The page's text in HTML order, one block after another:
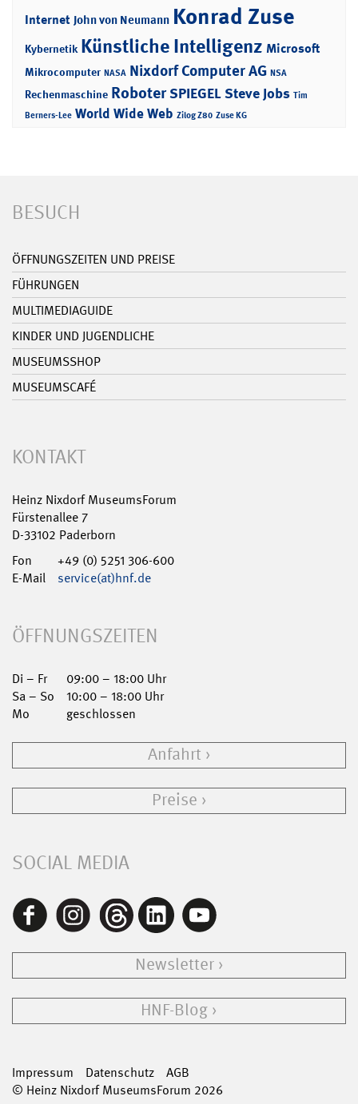
Internet John von Neumann Konrad Zuse
Kybernetik Künstliche Intelligenz Microsoft
Mikrocomputer NASA Nixdorf Computer AG NSA
Rechenmaschine RoboterSPIEGELSteve Jobs Tim
Berners-Lee World Wide Web Zilog Z80 Zuse KG
BESUCH
ÖFFNUNGSZEITEN UND PREISE
FÜHRUNGEN
MULTIMEDIAGUIDE
KINDER UND JUGENDLICHE
MUSEUMSSHOP
MUSEUMSCAFÉ
KONTAKT
Heinz Nixdorf MuseumsForum
Fürstenallee 7
D-33102 Paderborn
Fon
+49 (0) 5251 306-600
E-Mail
service(at)hnf.de
ÖFFNUNGSZEITEN
Di – Fr
09:00 – 18:00 Uhr
Sa – So
10:00 – 18:00 Uhr
Mo
geschlossen
Anfahrt
Preise
SOCIAL MEDIA
Newsletter
HNF-Blog
Impressum Datenschutz
AGB
© Heinz Nixdorf MuseumsForum 2026